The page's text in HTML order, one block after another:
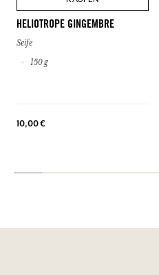
HELIOTROPE GINGEMBRE
Seife
150 g
10,00 €